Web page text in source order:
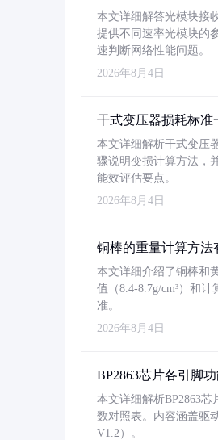
本文详细解答光模块接
提供不同速率光模块的
速判断网络性能问题。
2026年8月4日
干式变压器损耗标准
本文详细解析干式变压
骤说明变损计算方法，
能效评估要点。
2026年8月4日
铜棒的重量计算方法
本文详细介绍了铜棒和
值（8.4-8.7g/cm³）和
准。
2026年8月4日
BP2863芯片各引脚
本文详细解析BP2863
数对照表。内容涵盖驱
V1.2）。